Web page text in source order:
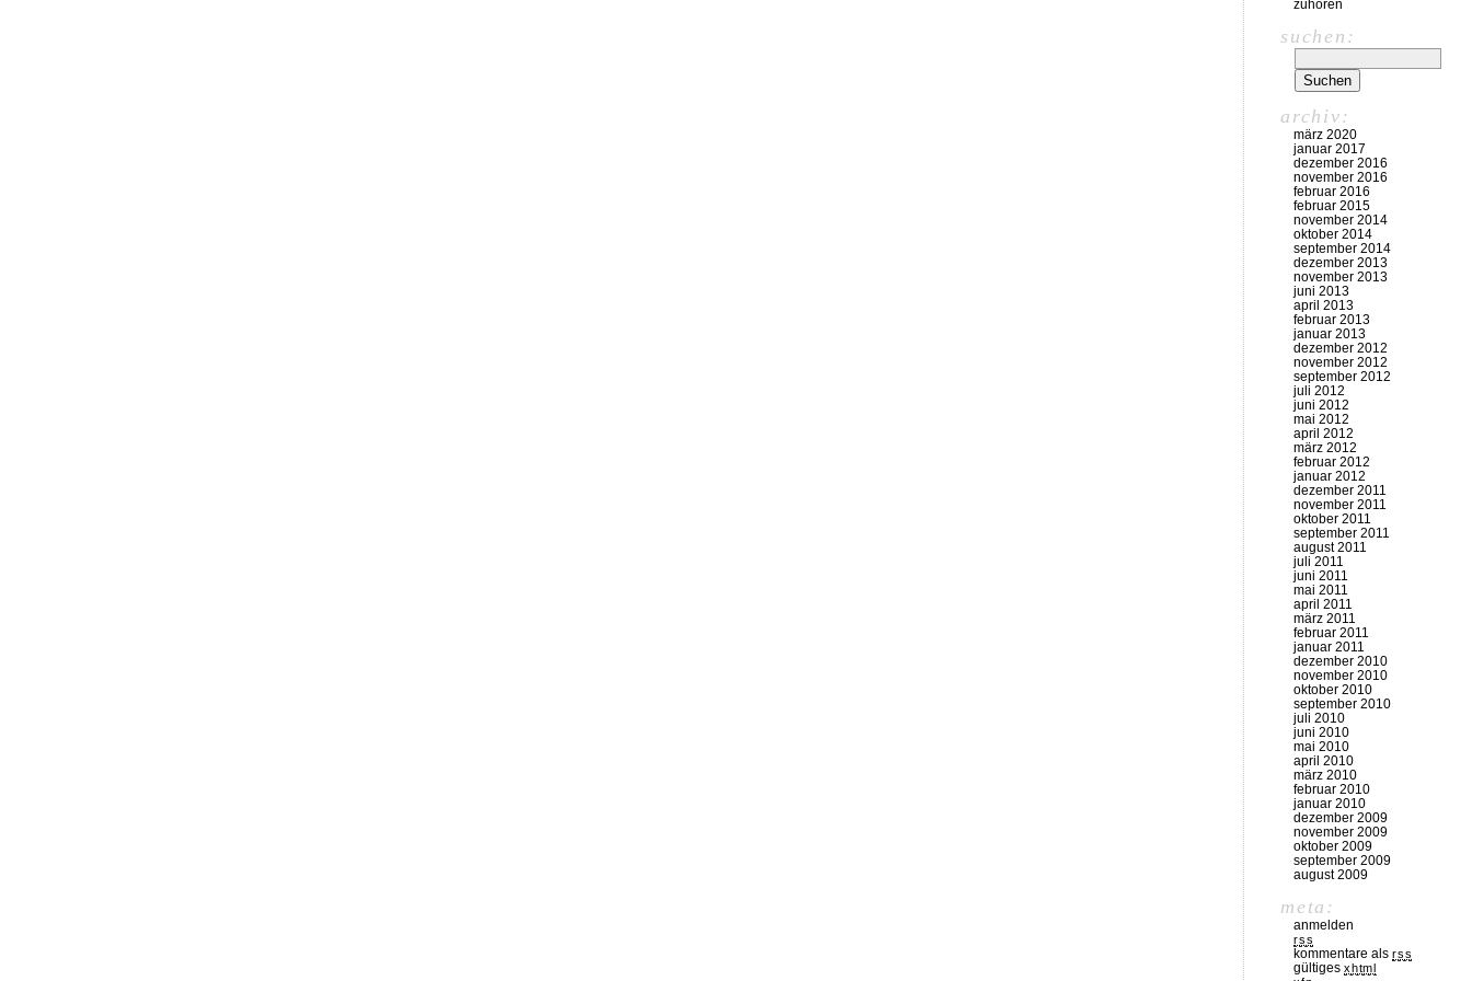
zuhören
suchen:
archiv:
märz 2020
januar 2017
dezember 2016
november 2016
februar 2016
februar 2015
november 2014
oktober 2014
september 2014
dezember 2013
november 2013
juni 2013
april 2013
februar 2013
januar 2013
dezember 2012
november 2012
september 2012
juli 2012
juni 2012
mai 2012
april 2012
märz 2012
februar 2012
januar 2012
dezember 2011
november 2011
oktober 2011
september 2011
august 2011
juli 2011
juni 2011
mai 2011
april 2011
märz 2011
februar 2011
januar 2011
dezember 2010
november 2010
oktober 2010
september 2010
juli 2010
juni 2010
mai 2010
april 2010
märz 2010
februar 2010
januar 2010
dezember 2009
november 2009
oktober 2009
september 2009
august 2009
meta:
anmelden
rss
kommentare als rss
gültiges xhtml